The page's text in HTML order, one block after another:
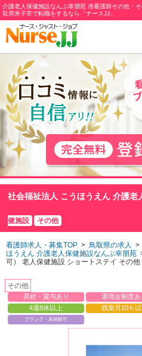
介護老人保健施設なんぶ幸朋苑 准看護師その他・
取県米子市で転職をするなら「ナースJJ」
社会福祉法人 こうほうえん 介護
健施設 その他
看護師求人・募集TOP > 鳥取県の求人 >
ほうえん 介護老人保健施設なんぶ幸朋苑
可）
老人保健施設 ショートステイ その
その他
昇給・賞与あり 退職金制度あ
4週8休以上
残業月10ｈ
ブランク・未経験可